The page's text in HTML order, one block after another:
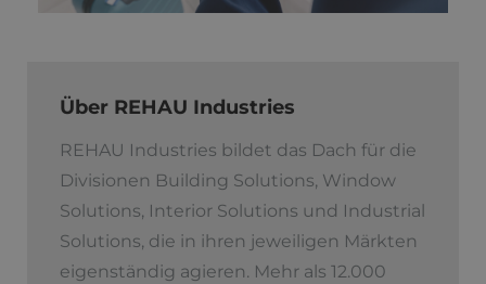
Über REHAU Industries
REHAU Industries bildet das Dach für die
Divisionen Building Solutions, Window
Solutions, Interior Solutions und Industrial
Solutions, die in ihren jeweiligen Märkten
eigenständig agieren. Mehr als 12.000